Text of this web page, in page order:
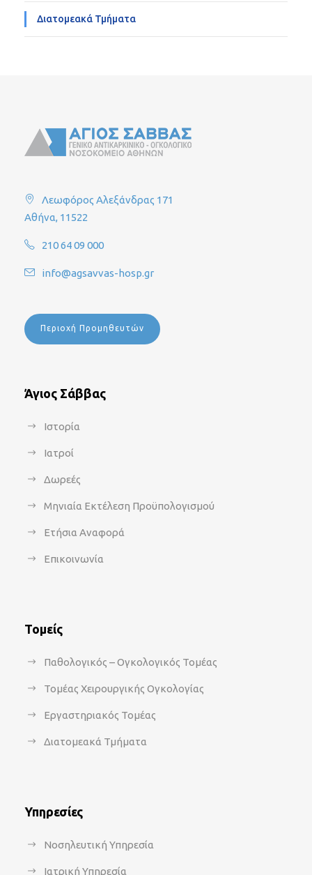
Διατομεακά Τμήματα
Λεωφόρος Αλεξάνδρας 171
Αθήνα, 11522
210 64 09 000
info@agsavvas-hosp.gr
Περιοχή Προμηθευτών
Άγιος Σάββας
Ιστορία
Ιατροί
Δωρεές
Μηνιαία Εκτέλεση Προϋπολογισμού
Ετήσια Αναφορά
Επικοινωνία
Τομείς
Παθολογικός – Ογκολογικός Τομέας
Τομέας Χειρουργικής Ογκολογίας
Εργαστηριακός Τομέας
Διατομεακά Τμήματα
Υπηρεσίες
Νοσηλευτική Υπηρεσία
Ιατρική Υπηρεσία